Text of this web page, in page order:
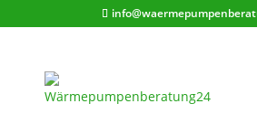
SWC GmbH Schwedisches